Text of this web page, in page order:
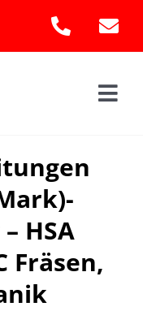
HSA
Fräsen,